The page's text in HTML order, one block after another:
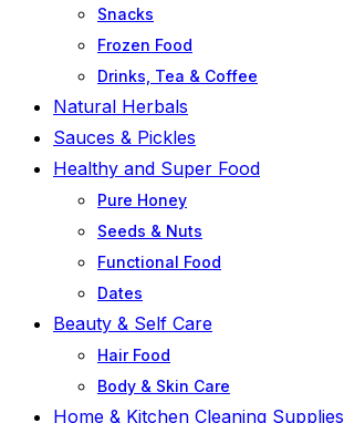
Snacks
Frozen Food
Drinks, Tea & Coffee
Natural Herbals
Sauces & Pickles
Healthy and Super Food
Pure Honey
Seeds & Nuts
Functional Food
Dates
Beauty & Self Care
Hair Food
Body & Skin Care
Home & Kitchen Cleaning Supplies